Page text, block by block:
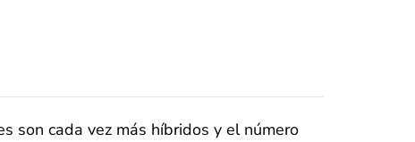
son cada vez más híbridos y el número